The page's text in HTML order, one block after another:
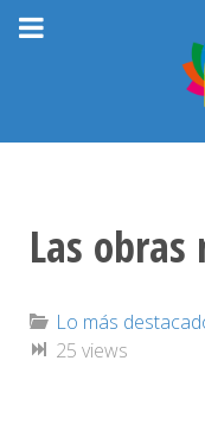
Las
Lo más
25 views